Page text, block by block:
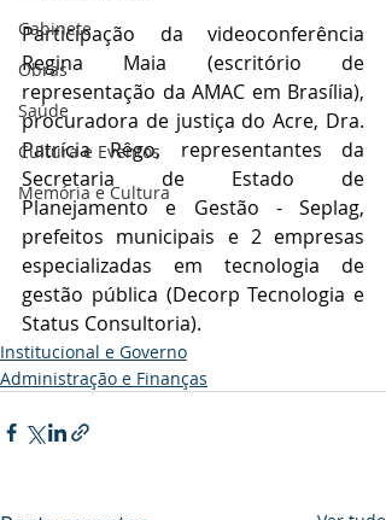
Gabinete
Obras
Saúde
Cultura e Eventos
Memória e Cultura
Participação da videoconferência
Regina Maia (escritório de
representação da AMAC em Brasília),
procuradora de justiça do Acre, Dra.
Patrícia Rêgo, representantes da
Secretaria de Estado de
Planejamento e Gestão - Seplag,
prefeitos municipais e 2 empresas
especializadas em tecnologia de
gestão pública (Decorp Tecnologia e
Status Consultoria).
Institucional e Governo
Administração e Finanças